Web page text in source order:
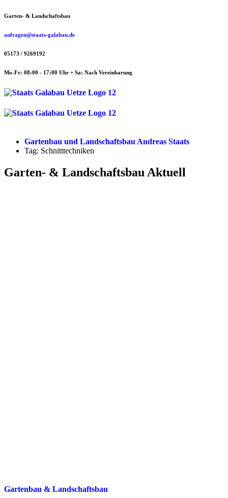
Zum
springen
Garten- & Landschaftsbau
anfragen@staats-galabau.de
05173 / 9269192
Mo-Fr: 08:00 - 17:00 Uhr + Sa: Nach Vereinbarung
Gartenbau und Landschaftsbau Andreas Staats
Tag: Schnitttechniken
Garten- & Landschaftsbau Aktuell
Gartenbau & Landschaftsbau